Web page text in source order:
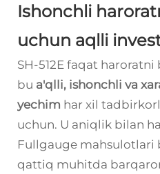
Ishonchli
uchun aqlli
SH-512E faqat
bu a'qlli, ishonchli va
yechim har xil
uchun. U aniqlik bilan
Fullgauge mahsulotlari
qattiq muhitda